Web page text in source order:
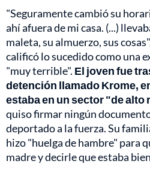
"Seguramente cambió su
ahí afuera de mi casa. (...)
maleta, su almuerzo, sus
calificó lo sucedido como una
"muy terrible". El joven fue
detención llamado Krome,
estaba en un sector "de alto
quiso firmar ningún
deportado a la fuerza. Su
hizo "huelga de hambre" para
madre y decirle que estaba